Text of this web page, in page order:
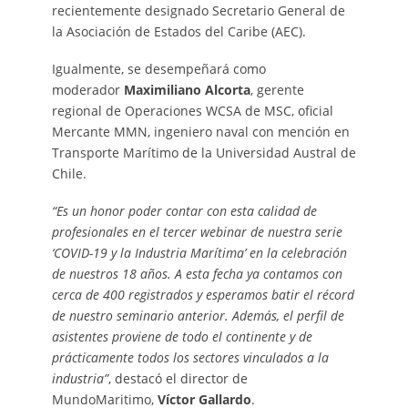
recientemente designado Secretario General de
la Asociación de Estados del Caribe (AEC).
Igualmente, se desempeñará como
moderador Maximiliano Alcorta, gerente
regional de Operaciones WCSA de MSC, oficial
Mercante MMN, ingeniero naval con mención en
Transporte Marítimo de la Universidad Austral de
Chile.
“Es un honor poder contar con esta calidad de
profesionales en el tercer webinar de nuestra serie
‘COVID-19 y la Industria Marítima’ en la celebración
de nuestros 18 años. A esta fecha ya contamos con
cerca de 400 registrados y esperamos batir el récord
de nuestro seminario anterior. Además, el perfil de
asistentes proviene de todo el continente y de
prácticamente todos los sectores vinculados a la
industria”, destacó el director de
MundoMaritimo, Víctor Gallardo.